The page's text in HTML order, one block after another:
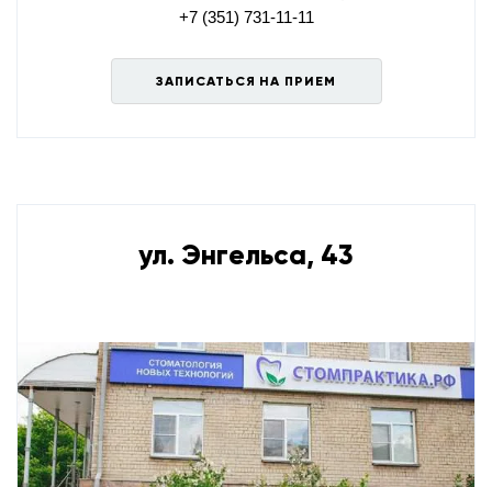
+7 (351) 731-11-11
ЗАПИСАТЬСЯ НА ПРИЕМ
ул. Энгельса, 43